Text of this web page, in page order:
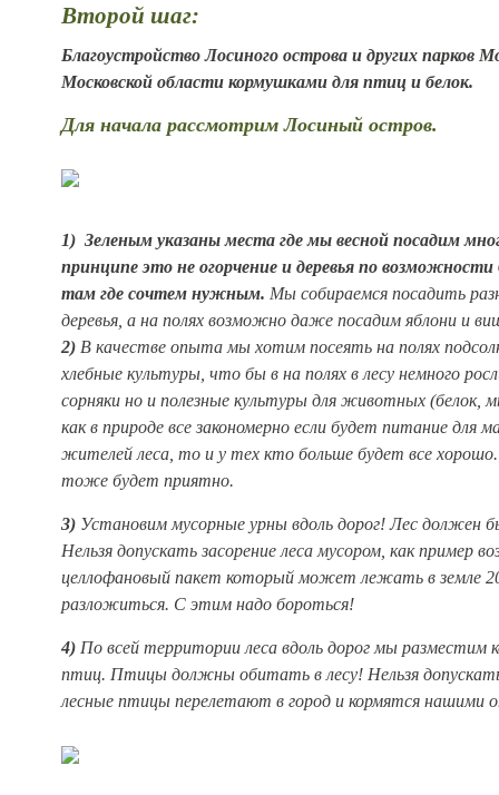
Второй шаг:
Благоустройство Лосиного острова и других парков
Московской области кормушками для птиц и белок.
Для начала рассмотрим Лосиный остров.
1) Зеленым указаны места где мы весной посадим
принципе это не огорчение и деревья по
там где сочтем нужным. Мы собираемся посадить
деревья, а на полях возможно даже посадим яблони и
2) В качестве опыта мы хотим посеять на полях
хлебные культуры, что бы в на полях в лесу немного
сорняки но и полезные культуры для животных (белок,
как в природе все закономерно если будет питание для
жителей леса, то и у тех кто больше будет все
тоже будет приятно.
3) Установим мусорные урны вдоль дорог! Лес должен
Нельзя допускать засорение леса мусором, как пример
целлофановый пакет который может лежать в земле
разложиться. С этим надо бороться!
4) По всей территории леса вдоль дорог мы разместим
птиц. Птицы должны обитать в лесу! Нельзя
лесные птицы перелетают в город и кормятся нашими